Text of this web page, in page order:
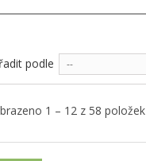
podle --
1 – 12 z 58 položek